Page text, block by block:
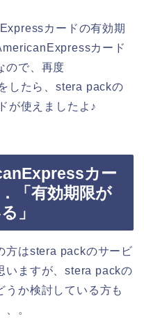
カードの有効期
カード
ので、再度
したら、stera packの
が使えましたよ♪
カー
「有効期限が
」
方はstera packのサービ
いますが、stera packの
うか検討している方も
。